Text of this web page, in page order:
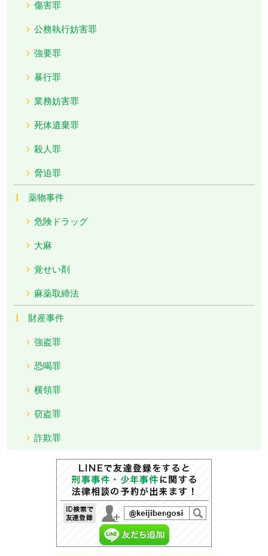
傷害罪
公務執行妨害罪
強要罪
暴行罪
業務妨害罪
死体遺棄罪
殺人罪
脅迫罪
薬物事件
危険ドラッグ
大麻
覚せい剤
麻薬取締法
財産事件
強盗罪
恐喝罪
横領罪
窃盗罪
詐欺罪